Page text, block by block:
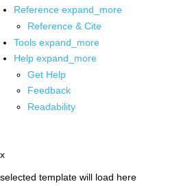
Reference expand_more
Reference & Cite
Tools expand_more
Help expand_more
Get Help
Feedback
Readability
x
selected template will load here